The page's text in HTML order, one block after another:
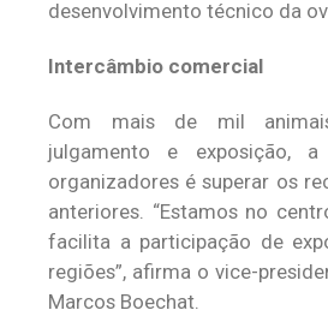
desenvolvimento técnico da
Intercâmbio comercial
Com mais de mil
julgamento e exposição,
organizadores é superar os
anteriores. “Estamos no
facilita a participação de
regiões”, afirma o vice-
Marcos Boechat.